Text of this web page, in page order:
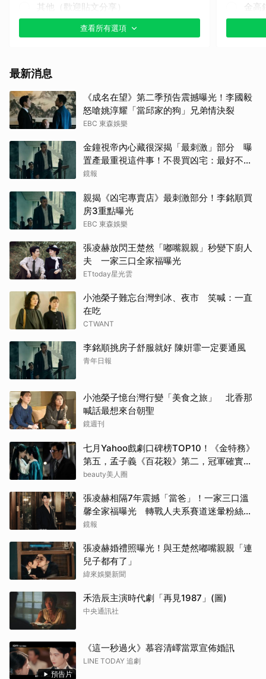
其他（歡迎貼文分享）
查看所有選項
金
小栗
金武
山姆
生田
林智
IU《
最新消息
《成名在望》第二季預告震撼曝光！李國毅
怒嗆姚淳耀「當邱家的狗」兄弟情決裂
EBC 東森娛樂
金鐘視帝內心藏很深揭「最刺激」部分 曝
置產最重視這件事！不畏買凶宅：最好不要
知道
鏡報
親揭《凶宅專賣店》最刺激部分！李銘順買
房3重點曝光
EBC 東森娛樂
張凌赫放閃王楚然「嘟嘴親親」秒變下廚人
夫 一家三口全家福曝光
ETtoday星光雲
小池榮子難忘台灣剉冰、夜市 笑喊：一直
在吃
CTWANT
李銘順挑房子舒服就好 陳姸霏一定要通風
青年日報
小池榮子憶台灣行變「美食之旅」 北香那
喊話最想來台朝聖
鏡週刊
七月Yahoo戲劇口碑榜TOP10！《金特務》
第五，孟子義《百花殺》第二，冠軍確實
紅！
beauty美人圈
張凌赫相隔7年震撼「當爸」！一家三口溫
馨全家福曝光 轉戰人夫系賽道迷暈粉絲嗨
喊：直接結婚
鏡報
張凌赫婚禮照曝光！與王楚然嘟嘴親親「連
兒子都有了」
緯來娛樂新聞
禾浩辰主演時代劇「再見1987」(圖)
中央通訊社
預告片
《這一秒過火》慕容清嶧當眾宣佈婚訊
LINE TODAY 追劇